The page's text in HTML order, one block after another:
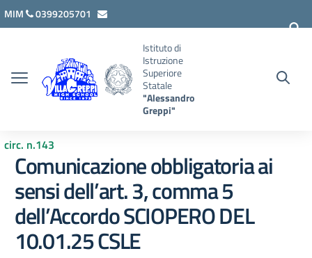
Vai ai contenuti
Vai al menu di navigazione
Vai al footer
MIM
0399205701
Istituto di
Istruzione
Superiore
Statale
"Alessandro
Greppi"
circ. n.143
Comunicazione obbligatoria ai
sensi dell’art. 3, comma 5
dell’Accordo SCIOPERO DEL
10.01.25 CSLE